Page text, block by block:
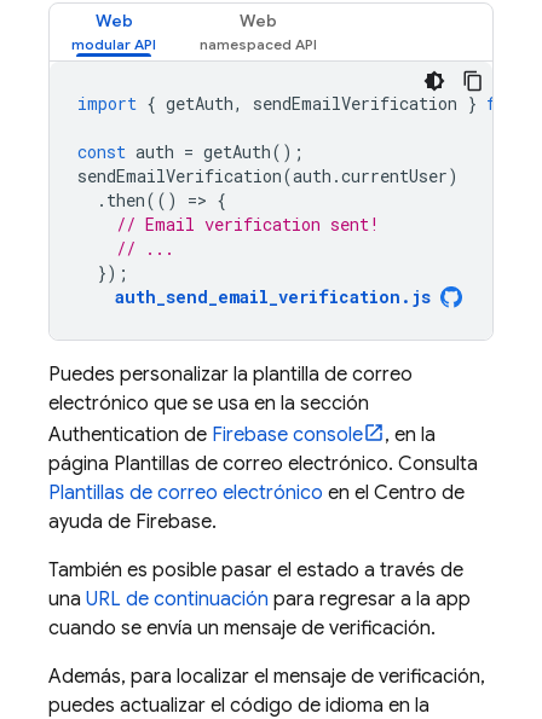
Web Web
import { getAuth, sendEmailVerification } from
const auth = getAuth();
sendEmailVerification(auth .currentUser)
. then(() => {
// Email verification sent!
// ...
});
auth_send_email_verification . js
Puedes personalizar la plantilla de correo
electrónico que se usa en la sección
Authentication de Firebase console
, en la
página Plantillas de correo electrónico. Consulta
Plantillas de correo electrónico en el Centro de
ayuda de Firebase.
También es posible pasar el estado a través de
una URL de continuación para regresar a la app
cuando se envía un mensaje de verificación.
Además, para localizar el mensaje de verificación,
puedes actualizar el código de idioma en la